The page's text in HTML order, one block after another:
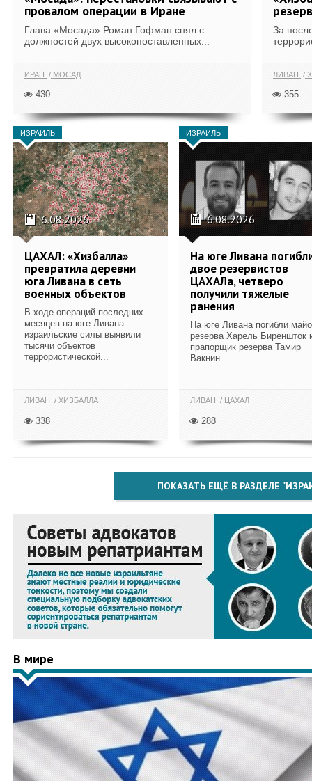
провалом операции в Иране
Глава «Мосада» Роман Гофман снял с
должностей двух высокопоставленных...
ИРАН МОСАД
430
За
ЛИВАН
355
ИЗРАИЛЬ
6.08.2026
ЦАХАЛ: «Хизбалла»
превратила деревни
юга Ливана в сеть
военных объектов
В ходе операций последних
месяцев на юге Ливана
израильские силы выявили
тысячи объектов
террористической...
ЛИВАН ХИЗБАЛЛА
338
ИЗРАИЛЬ
6.08.2026
На юге Ливана
двое резервистов
ЦАХАЛа, четверо
получили тяжелые
ранения
На юге Ливана погибли
резерва Харель Биреншток
прапорщик резерва Тамир
Вакнин.
ЛИВАН ЦАХАЛ
288
ПОКАЗАТЬ ЕЩЁ В РАЗДЕЛЕ
В мире